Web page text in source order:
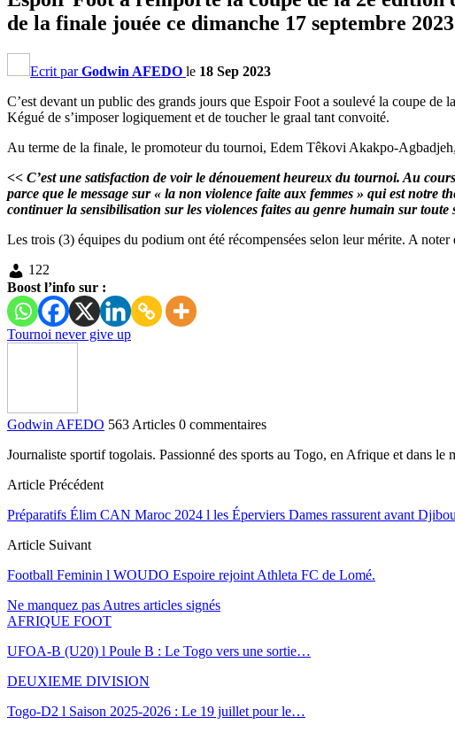
de la finale jouée ce dimanche 17 septembre
Ecrit parGodwin AFEDO le 18 Sep 2023
C’est devant un public des grands jours que Espoir Foot a soulevé la coupe
Kégué de s’imposer logiquement et de toucher le graal tant convoité.
Au terme de la finale, le promoteur du tournoi, Edem Têkovi Akakpo-
<< C’est une satisfaction de voir le dénouement heureux du tournoi. Au
parce que le message sur « la non violence faite aux femmes » qui est notre
continuer la sensibilisation sur les violences faites au genre humain sur toute
Les trois (3) équipes du podium ont été récompensées selon leur mérite. A
122
Boost l’info sur :
Tournoi never give up
Godwin AFEDO 563 Articles 0 commentaires
Journaliste sportif togolais. Passionné des sports au Togo, en Afrique et dans
Article Précédent
Préparatifs Élim CAN Maroc 2024 l les Éperviers Dames rassurent avant
Article Suivant
Football Feminin l WOUDO Espoire rejoint Athleta FC de Lomé.
Ne manquez pas Autres articles signés
AFRIQUE FOOT
UFOA-B (U20) l Poule B : Le Togo vers une sortie…
DEUXIEME DIVISION
Togo-D2 l Saison 2025-2026 : Le 19 juillet pour le…